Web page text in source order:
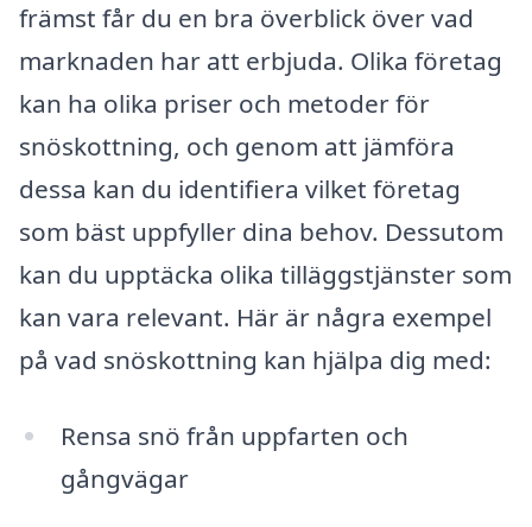
främst får du en bra överblick över vad
marknaden har att erbjuda. Olika företag
kan ha olika priser och metoder för
snöskottning, och genom att jämföra
dessa kan du identifiera vilket företag
som bäst uppfyller dina behov. Dessutom
kan du upptäcka olika tilläggstjänster som
kan vara relevant. Här är några exempel
på vad snöskottning kan hjälpa dig med:
Rensa snö från uppfarten och
gångvägar